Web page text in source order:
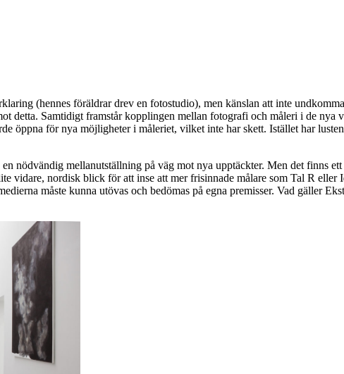
(hennes föräldrar drev en fotostudio), men känslan att inte
detta. Samtidigt framstår kopplingen mellan fotografi och måleri i de nya
öppna för nya möjligheter i måleriet, vilket inte har skett. Istället har
nödvändig mellanutställning på väg mot nya upptäckter. Men det finns
vidare, nordisk blick för att inse att mer frisinnade målare som Tal R
måste kunna utövas och bedömas på egna premisser. Vad gäller